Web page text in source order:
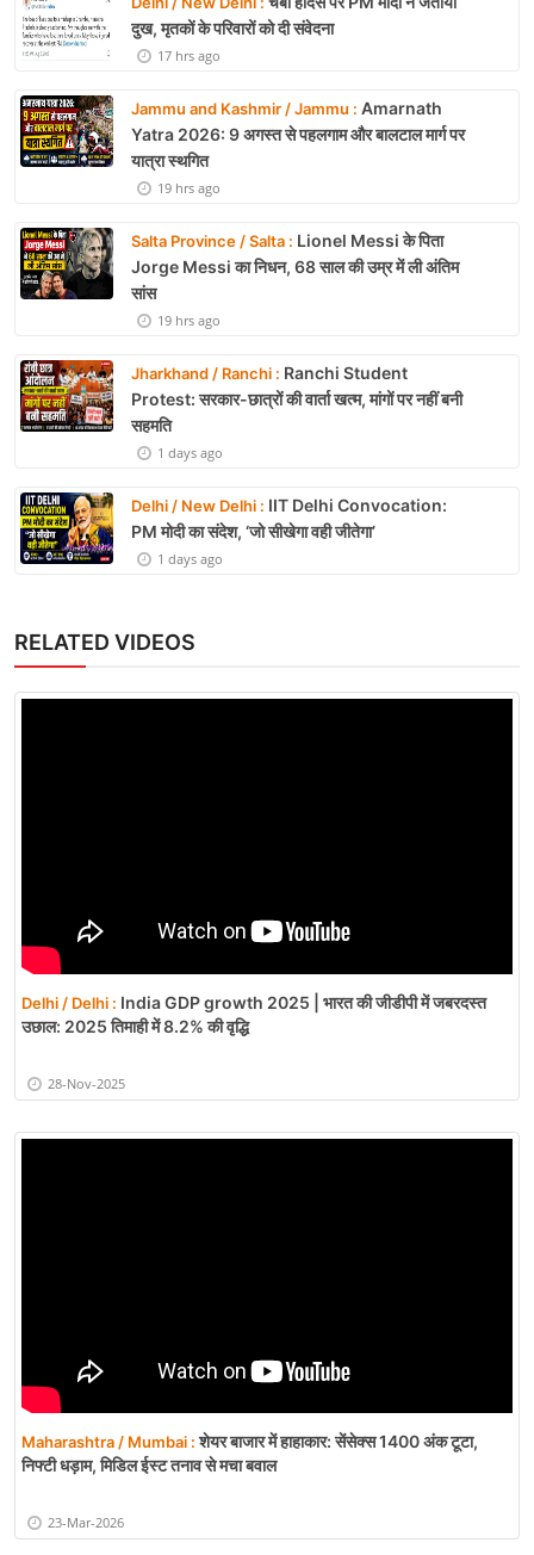
दुख, मृतकों के परिवारों को दी संवेदना
17 hrs ago
Jammu and Kashmir / Jammu : Amarnath
Yatra 2026: 9 अगस्त से पहलगाम और बालटाल मार्ग पर
यात्रा स्थगित
19 hrs ago
Salta Province / Salta : Lionel Messi के पिता
Jorge Messi का निधन, 68 साल की उम्र में ली अंतिम
सांस
19 hrs ago
Jharkhand / Ranchi : Ranchi Student
Protest: सरकार-छात्रों की वार्ता खत्म, मांगों पर नहीं बनी
सहमति
1 days ago
Delhi / New Delhi : IIT Delhi Convocation:
PM मोदी का संदेश, ‘जो सीखेगा वही जीतेगा’
1 days ago
RELATED VIDEOS
Delhi / Delhi : India GDP growth 2025 | भारत की जीडीपी में जबरदस्त
उछाल: 2025 तिमाही में 8.2% की वृद्धि
28-Nov-2025
Maharashtra / Mumbai :शेयर बाजार में हाहाकार: सेंसेक्स 1400 अंक टूटा,
निफ्टी धड़ाम, मिडिल ईस्ट तनाव से मचा बवाल
23-Mar-2026